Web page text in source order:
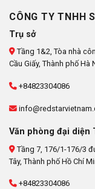
CÔNG TY TNHH
Trụ sở
Tầng 1&2, Tòa nhà
Cầu Giấy, Thành phố Hà
+84823304086
Văn phòng đại diện
Tầng 7, 176/1-176/3
Tây, Thành phố Hồ Chí
+84823304086